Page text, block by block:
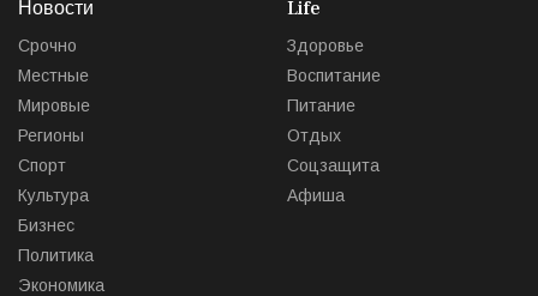
Новости
Срочно
Местные
Мировые
Регионы
Спорт
Культура
Бизнес
Политика
Экономика
Life
Здоровье
Воспитание
Питание
Отдых
Соцзащита
Афиша